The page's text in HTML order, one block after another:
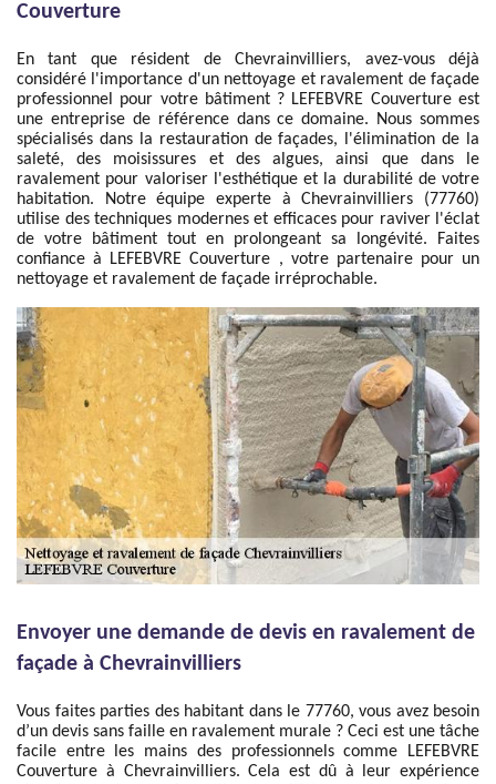
Couverture
En tant que résident de Chevrainvilliers, avez-vous déjà
considéré l'importance d'un nettoyage et ravalement de façade
professionnel pour votre bâtiment ? LEFEBVRE Couverture est
une entreprise de référence dans ce domaine. Nous sommes
spécialisés dans la restauration de façades, l'élimination de la
saleté, des moisissures et des algues, ainsi que dans le
ravalement pour valoriser l'esthétique et la durabilité de votre
habitation. Notre équipe experte à Chevrainvilliers (77760)
utilise des techniques modernes et efficaces pour raviver l'éclat
de votre bâtiment tout en prolongeant sa longévité. Faites
confiance à LEFEBVRE Couverture , votre partenaire pour un
nettoyage et ravalement de façade irréprochable.
Envoyer une demande de devis en ravalement de
façade à Chevrainvilliers
Vous faites parties des habitant dans le 77760, vous avez besoin
d’un devis sans faille en ravalement murale ? Ceci est une tâche
facile entre les mains des professionnels comme LEFEBVRE
Couverture à Chevrainvilliers. Cela est dû à leur expérience